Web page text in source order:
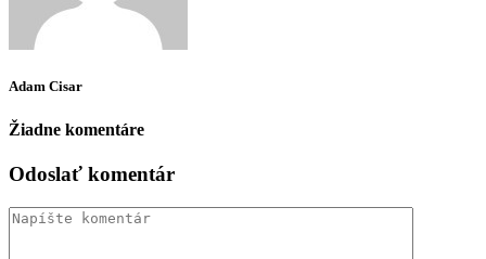
Adam Cisar
Žiadne komentáre
Odoslať komentár